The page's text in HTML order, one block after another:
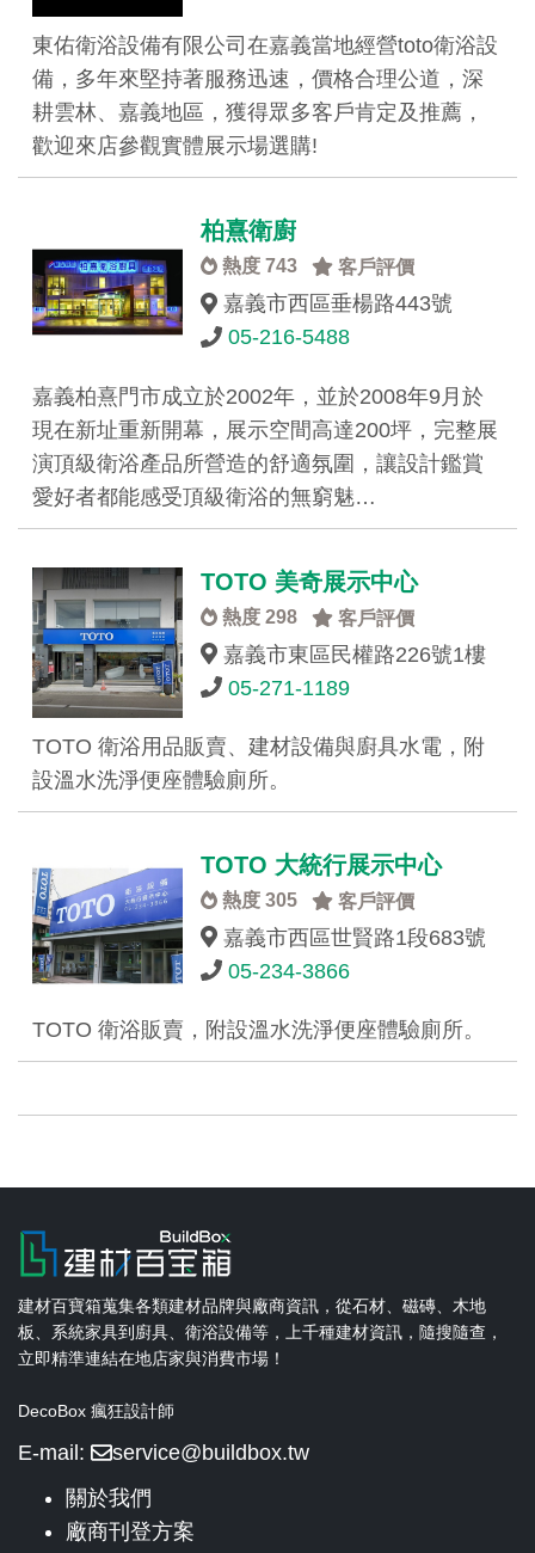
東佑衛浴設備有限公司在嘉義當地經營toto衛浴設
備，多年來堅持著服務迅速，價格合理公道，深
耕雲林、嘉義地區，獲得眾多客戶肯定及推薦，
歡迎來店參觀實體展示場選購!
柏熹衛廚
熱度 743 客戶評價
嘉義市西區垂楊路443號
05-216-5488
嘉義柏熹門市成立於2002年，並於2008年9月於
現在新址重新開幕，展示空間高達200坪，完整展
演頂級衛浴產品所營造的舒適氛圍，讓設計鑑賞
愛好者都能感受頂級衛浴的無窮魅…
TOTO 美奇展示中心
熱度 298 客戶評價
嘉義市東區民權路226號1樓
05-271-1189
TOTO 衛浴用品販賣、建材設備與廚具水電，附
設溫水洗淨便座體驗廁所。
TOTO 大統行展示中心
熱度 305 客戶評價
嘉義市西區世賢路1段683號
05-234-3866
TOTO 衛浴販賣，附設溫水洗淨便座體驗廁所。
建材百寶箱蒐集各類建材品牌與廠商資訊，從石材、磁磚、木地
板、系統家具到廚具、衛浴設備等，上千種建材資訊，隨搜隨查，
立即精準連結在地店家與消費市場！
DecoBox 瘋狂設計師
E-mail:
service@buildbox.tw
關於我們
廠商刊登方案